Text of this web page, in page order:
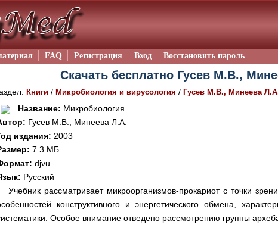
FAQ Регистрация Вход Восстановить пароль
Скачать бесплатно Гусев М.В.,
Книги / Микробиология и вирусология / Гусев М.В., Минеева
Название: Микробиология.
Гусев М.В., Минеева Л.А.
издания: 2003
7.3 МБ
djvu
Русский
Учебник рассматривает микроорганизмов-прокариот с точки
конструктивного и энергетического обмена,
Особое внимание отведено рассмотрению группы